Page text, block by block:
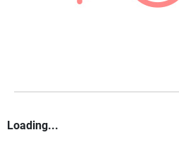
Loading...